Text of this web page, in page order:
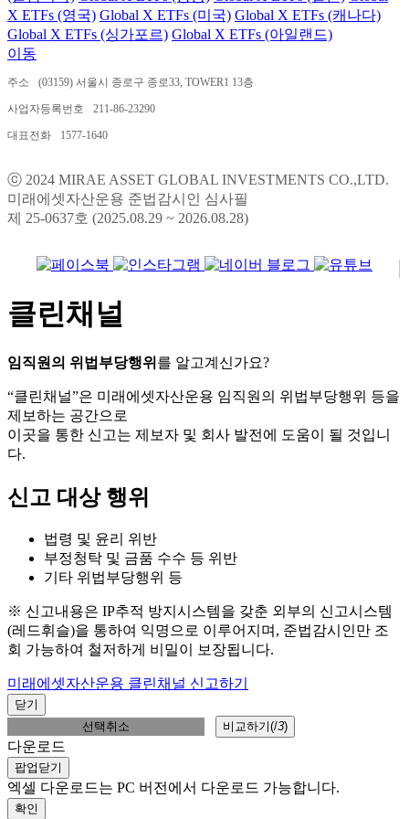
X ETFs (영국) Global X ETFs (미국) Global X ETFs (캐나다)
Global X ETFs (싱가포르) Global X ETFs (아일랜드)
이동
주소 (03159) 서울시 종로구 종로33, TOWER1 13층
사업자등록번호 211-86-23290
대표전화 1577-1640
ⓒ 2024 MIRAE ASSET GLOBAL INVESTMENTS CO.,LTD.
미래에셋자산운용 준법감시인 심사필
제 25-0637호 (2025.08.29 ~ 2026.08.28)
클린채널
임직원의 위법부당행위 를 알고계신가요?
“클린채널”은 미래에셋자산운용 임직원의 위법부당행위 등을
제보하는 공간으로
이곳을 통한 신고는 제보자 및 회사 발전에 도움이 될 것입니
다.
신고 대상 행위
법령 및 윤리 위반
부정청탁 및 금품 수수 등 위반
기타 위법부당행위 등
※ 신고내용은 IP추적 방지시스템을 갖춘 외부의 신고시스템
(레드휘슬)을 통하여 익명으로 이루어지며, 준법감시인만 조
회 가능하여 철저하게 비밀이 보장됩니다.
미래에셋자산운용 클린채널 신고하기
닫기
선택취소
비교하기(/3)
다운로드
팝업닫기
엑셀 다운로드는 PC 버전에서 다운로드 가능합니다.
확인